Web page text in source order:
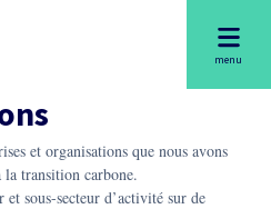
menu
et organisations que nous avons
transition carbone.
sous-secteur d’activité sur de